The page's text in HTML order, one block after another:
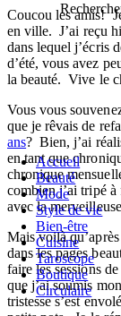
Accueil
Beauté
Mode
Style de vie
Bien-être
Cuisine
Taroscope
Boutique
Circulaire
Coucou les amis!
en ville. J’ai reçu
dans lequel j’écris
d’été, vous avez
la beauté. Vive le
Vous vous
que je rêvais de
ans? Bien, j’ai
en tant que
chronique
combien j’ai tripé
avec la
Mais voilà
dans les pages
faire les sessions
que j’ai soumis
tristesse s’est